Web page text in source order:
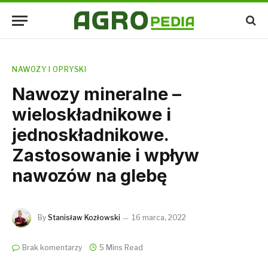
NAWOZY I OPRYSKI
Nawozy mineralne –
wieloskładnikowe i
jednoskładnikowe.
Zastosowanie i wpływ
nawozów na glebę
By Stanisław Kozłowski 16 marca, 2022
Brak komentarzy 5 Mins Read